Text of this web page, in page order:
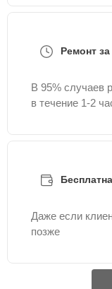
Ремонт
В 95% случаев
в течение 1-2
Даже если
позже